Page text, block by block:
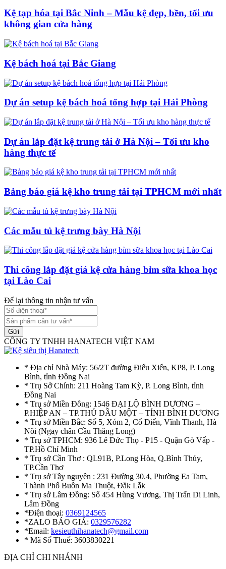
Kệ tạp hóa tại Bắc Ninh – Mẫu kệ đẹp, bền, tối ưu
không gian cửa hàng
Kệ bách hoá tại Bắc Giang
Dự án setup kệ bách hoá tổng hợp tại Hải Phòng
Dự án lắp đặt kệ trung tải ở Hà Nội – Tối ưu kho
hàng thực tế
Bảng báo giá kệ kho trung tải tại TPHCM mới nhất
Các mẫu tủ kệ trưng bày Hà Nội
Thi công lắp đặt giá kệ cửa hàng bỉm sữa khoa học
tại Lào Cai
Để lại thông tin nhận tư vấn
Gửi
CÔNG TY TNHH HANATECH VIỆT NAM
* Địa chỉ Nhà Máy: 56/2T đường Điểu Xiển, KP8, P. Long
Bình, tỉnh Đồng Nai
* Trụ Sở Chính: 211 Hoàng Tam Kỳ, P. Long Bình, tỉnh
Đồng Nai
* Trụ sở Miền Đông: 1546 ĐẠI LỘ BÌNH DƯƠNG –
P.HIỆP AN – TP.THỦ DẦU MỘT – TỈNH BÌNH DƯƠNG
* Trụ sở Miền Bắc: Số 5, Xóm 2, Cổ Điển, Vĩnh Thanh, Hà
Nôi (Ngay chân Cầu Thăng Long)
* Trụ sở TPHCM: 936 Lê Đức Thọ - P15 - Quận Gò Vấp -
TP.Hồ Chí Minh
* Trụ sở Cần Thơ : QL91B, P.Long Hòa, Q.Bình Thủy,
TP.Cần Thơ
* Trụ sở Tây nguyên : 231 Đường 30.4, Phường Ea Tam,
Thành Phố Buôn Ma Thuột, Đắk Lắk
* Trụ sở Lâm Đồng: Số 454 Hùng Vương, Thị Trấn Di Linh,
Lâm Đồng
*Điện thoại: 0369124565
*ZALO BÁO GIÁ: 0329576282
*Email: kesieuthihanatech@gmail.com
* Mã Số Thuế: 3603830221
ĐỊA CHỈ CHI NHÁNH